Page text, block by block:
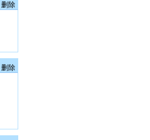
删除
删除